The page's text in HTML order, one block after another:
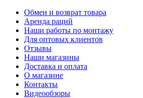
Обмен и возврат товара
Аренда раций
Наши работы по монтажу
Для оптовых клиентов
Отзывы
Наши магазины
Доставка и оплата
О магазине
Контакты
Видеообзоры